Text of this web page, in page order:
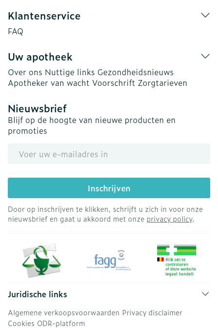
Klantenservice
FAQ
Uw apotheek
Over ons Nuttige links Gezondheidsnieuws
Apotheker van wacht Voorschrift Zorgtarieven
Nieuwsbrief
Blijf op de hoogte van nieuwe producten en
promoties
Inschrijven
Door op inschrijven te klikken, schrijft u zich in voor onze
nieuwsbrief en gaat u akkoord met onze privacy policy.
Juridische links
Algemene verkoopsvoorwaarden Privacy disclaimer
Cookies ODR-platform